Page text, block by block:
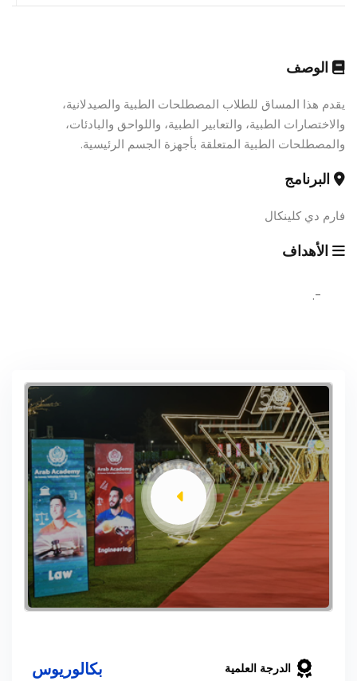
الوصف
يقدم هذا المساق للطلاب المصطلحات الطبية والصيدلانية،
والاختصارات الطبية، والتعابير الطبية، واللواحق والبادئات،
والمصطلحات الطبية المتعلقة بأجهزة الجسم الرئيسية.
البرنامج
فارم دي كلينكال
الأهداف
-.
الدرجة العلمية بكالوريوس